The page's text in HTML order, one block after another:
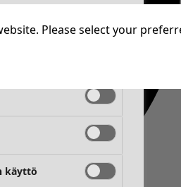
Please select your
Aina aktiivinen
käyttö